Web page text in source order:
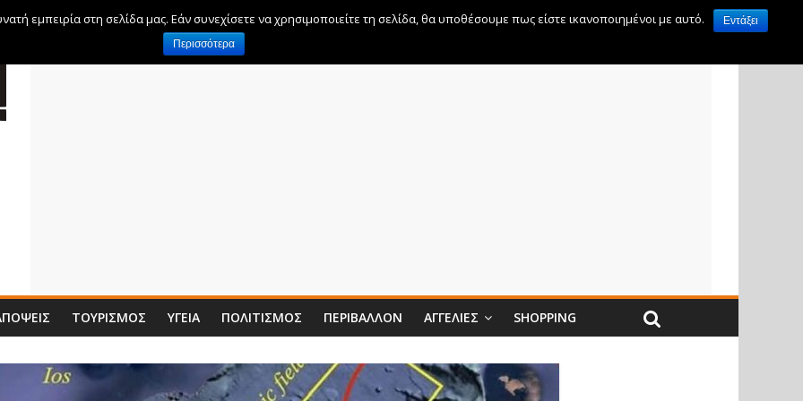
ΤΟΥΡΙΣΜΌΣ ΥΓΕΊΑ ΠΟΛΙΤΙΣΜΌΣ ΠΕΡΙΒΆΛΛΟΝ ΑΓΓΕΛΊΕΣ SHOPPING
εμπειρία στη σελίδα μας. Εάν συνεχίσετε να χρησιμοποιείτε τη σελίδα, θα υποθέσουμε πως είστε ικανοποιημένοι με αυτό.
Εντάξει
Περισσότερα